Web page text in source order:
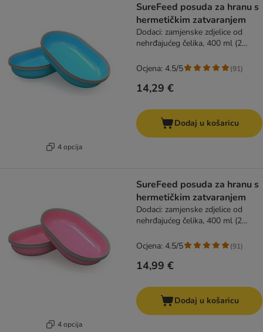
4 opcija
SureFeed posuda za hranu s
hermetičkim zatvaranjem
Dodaci: zamjenske zdjelice od
nehrđajućeg čelika, 400 ml (2
14,29 €
Ocjena: 4.5/5 (91)
Dodaj u košaricu
4 opcija
SureFeed posuda za hranu s
hermetičkim zatvaranjem
Dodaci: zamjenske zdjelice od
nehrđajućeg čelika, 400 ml (2
14,99 €
Ocjena: 4.5/5 (91)
Dodaj u košaricu